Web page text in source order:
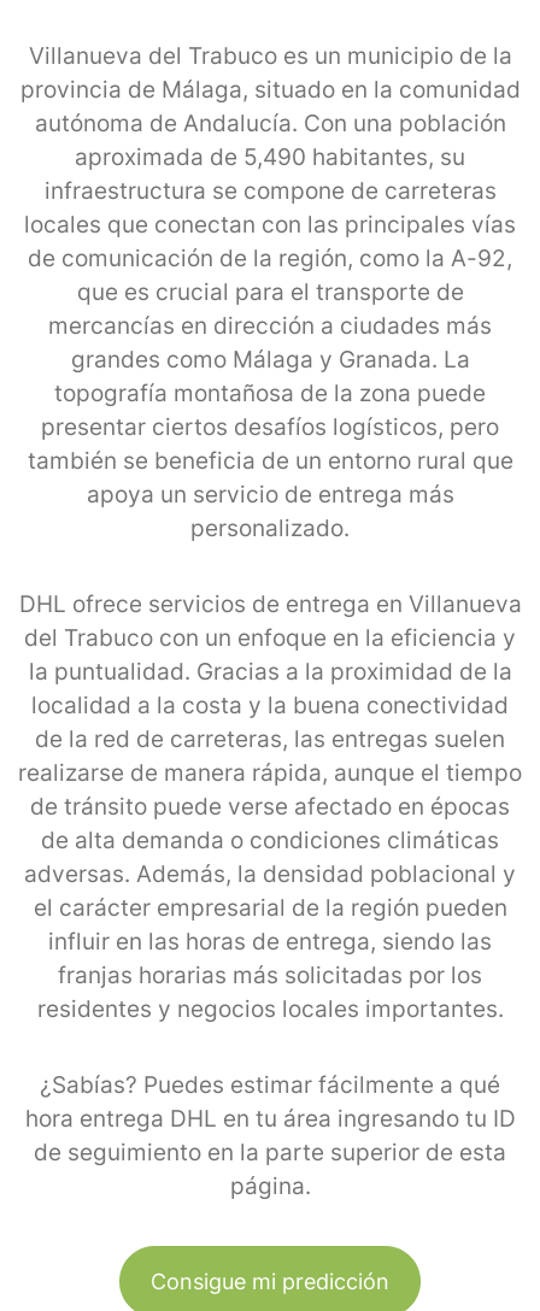
Villanueva del Trabuco es un municipio de la
provincia de Málaga, situado en la comunidad
autónoma de Andalucía. Con una población
aproximada de 5,490 habitantes, su
infraestructura se compone de carreteras
locales que conectan con las principales vías
de comunicación de la región, como la A-92,
que es crucial para el transporte de
mercancías en dirección a ciudades más
grandes como Málaga y Granada. La
topografía montañosa de la zona puede
presentar ciertos desafíos logísticos, pero
también se beneficia de un entorno rural que
apoya un servicio de entrega más
personalizado.
DHL ofrece servicios de entrega en Villanueva
del Trabuco con un enfoque en la eficiencia y
la puntualidad. Gracias a la proximidad de la
localidad a la costa y la buena conectividad
de la red de carreteras, las entregas suelen
realizarse de manera rápida, aunque el tiempo
de tránsito puede verse afectado en épocas
de alta demanda o condiciones climáticas
adversas. Además, la densidad poblacional y
el carácter empresarial de la región pueden
influir en las horas de entrega, siendo las
franjas horarias más solicitadas por los
residentes y negocios locales importantes.
¿Sabías? Puedes estimar fácilmente a qué
hora entrega DHL en tu área ingresando tu ID
de seguimiento en la parte superior de esta
página.
Consigue mi predicción